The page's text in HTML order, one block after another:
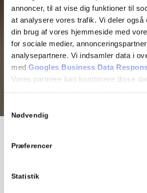
annoncer, til at vise dig funktioner til
at analysere vores trafik. Vi deler også
din brug af vores hjemmeside med
for sociale medier,
analysepartnere. Vi indsamler data i
med Googles Business Data
Vores partnere kan kombinere disse
Nødvendig
Præferencer
Statistik
Entry/Exit Interviews
Entry-/exit analyse: 50-70% af
af følelser. Hos Shoptimizer er vi